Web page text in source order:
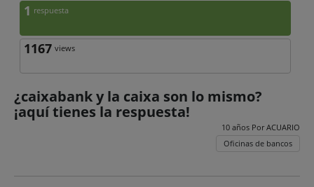
1 respuesta
1167 views
¿caixabank y la caixa son lo mismo?
¡aquí tienes la respuesta!
10 años PorACUARIO
Oficinas de bancos